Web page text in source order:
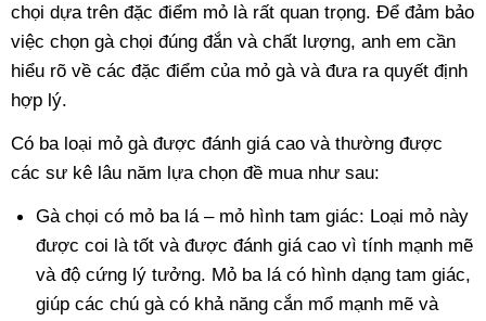
chọi dựa trên đặc điểm mỏ là rất quan trọng. Để đảm bảo
việc chọn gà chọi đúng đắn và chất lượng, anh em cần
hiểu rõ về các đặc điểm của mỏ gà và đưa ra quyết định
hợp lý.
Có ba loại mỏ gà được đánh giá cao và thường được
các sư kê lâu năm lựa chọn đề mua như sau:
Gà chọi có mỏ ba lá – mỏ hình tam giác: Loại mỏ này
được coi là tốt và được đánh giá cao vì tính mạnh mẽ
và độ cứng lý tưởng. Mỏ ba lá có hình dạng tam giác,
giúp các chú gà có khả năng cắn mổ mạnh mẽ và